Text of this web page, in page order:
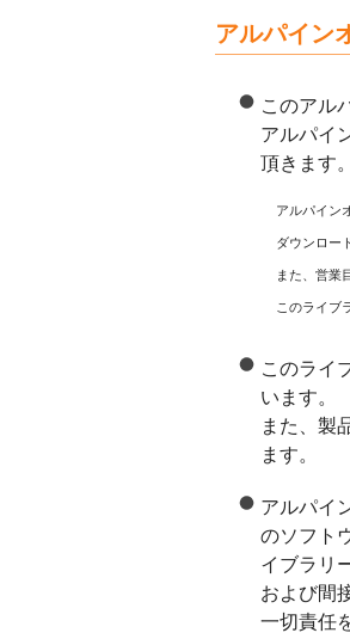
アルパイン
このアル
アルパイ
頂きます。
アルパイン
ダウンロー
また、営業
このライブ
このライ
います。
また、製
ます。
アルパイ
のソフト
イブラリ
および間
一切責任